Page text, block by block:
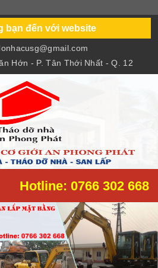
bạn đến với website
Hớn - P. Tân Thới Nhất - Q. 12
Hotline: 0766 302 668